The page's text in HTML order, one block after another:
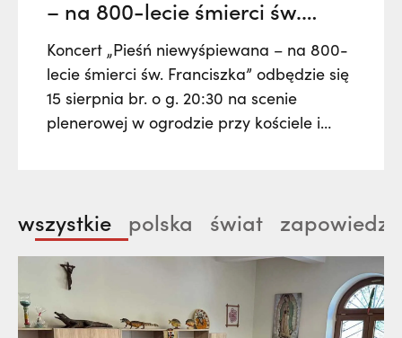
– na 800-lecie śmierci św.
Franciszka
Koncert „Pieśń niewyśpiewana – na 800-
lecie śmierci św. Franciszka” odbędzie się
15 sierpnia br. o g. 20:30 na scenie
plenerowej w ogrodzie przy kościele i
Asyżu jako pieśń, którą nieustannie
wyśpiewuje człowiekowi każdego czasu.
Nie zabraknie też wątków historycznych…
wszystkie polska świat zapowiedzi